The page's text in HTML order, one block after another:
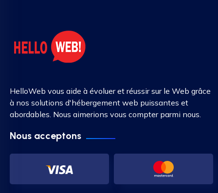
HelloWeb vous aide à évoluer et réussir sur le Web grâce
à nos solutions d'hébergement web puissantes et
abordables. Nous aimerions vous compter parmi nous.
Nous acceptons